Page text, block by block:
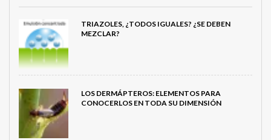
TRIAZOLES, ¿TODOS IGUALES? ¿SE DEBEN
MEZCLAR?
LOS DERMÁPTEROS: ELEMENTOS PARA
CONOCERLOS EN TODA SU DIMENSIÓN